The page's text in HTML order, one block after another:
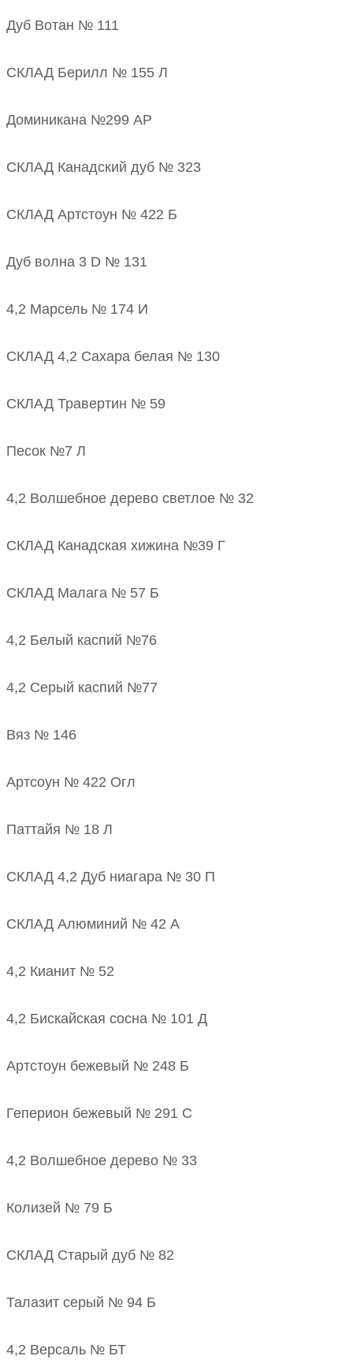
Дуб Вотан № 111
СКЛАД Берилл № 155 Л
Доминикана №299 АР
СКЛАД Канадский дуб № 323
СКЛАД Артстоун № 422 Б
Дуб волна 3 D № 131
4,2 Марсель № 174 И
СКЛАД 4,2 Сахара белая № 130
СКЛАД Травертин № 59
Песок №7 Л
4,2 Волшебное дерево светлое № 32
СКЛАД Канадская хижина №39 Г
СКЛАД Малага № 57 Б
4,2 Белый каспий №76
4,2 Серый каспий №77
Вяз № 146
Артсоун № 422 Огл
Паттайя № 18 Л
СКЛАД 4,2 Дуб ниагара № 30 П
СКЛАД Алюминий № 42 А
4,2 Кианит № 52
4,2 Бискайская сосна № 101 Д
Артстоун бежевый № 248 Б
Геперион бежевый № 291 С
4,2 Волшебное дерево № 33
Колизей № 79 Б
СКЛАД Старый дуб № 82
Талазит серый № 94 Б
4,2 Версаль № БТ